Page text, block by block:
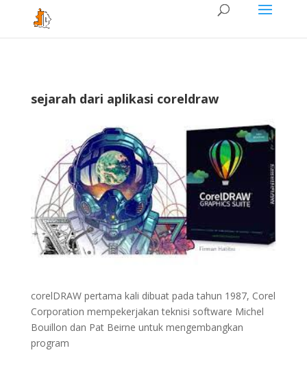
sejarah dari aplikasi coreldraw
corelDRAW pertama kali dibuat pada tahun 1987, Corel
Corporation mempekerjakan teknisi software Michel
Bouillon dan Pat Beirne untuk mengembangkan
program